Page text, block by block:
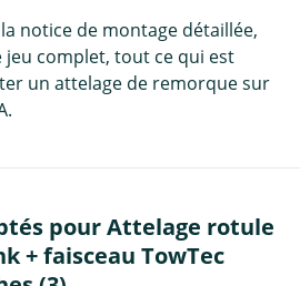
notice de montage détaillée,
jeu complet, tout ce qui est
un attelage de remorque sur
pour Attelage rotule
+ faisceau TowTec